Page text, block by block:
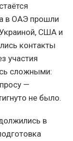
в ОАЭ прошли
США и
контакты
участия
сложными:
—
не было.
в